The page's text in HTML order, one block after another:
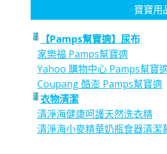
寶寶用
【Pamps幫寶適】尿布
家樂福 Pamps幫寶適
Yahoo 購物中心 Pamps幫寶
Coupang 酷澎 Pamps幫寶適
衣物清潔
清淨海健康呵護天然洗衣精
清淨海小麥精華奶瓶食器清潔